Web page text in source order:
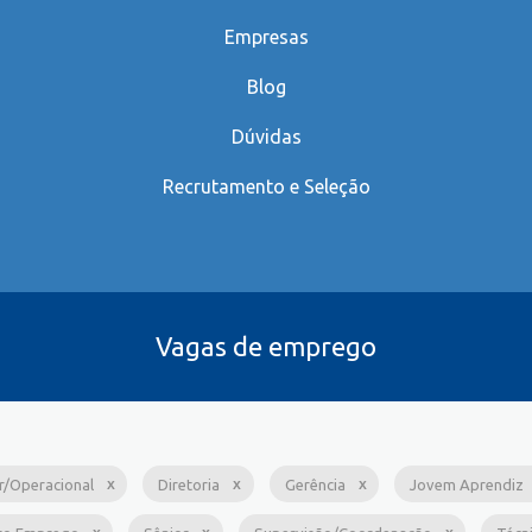
Empresas
Blog
Dúvidas
Recrutamento e Seleção
Vagas de emprego
Operacional Diretoria Gerência Jovem Aprendiz